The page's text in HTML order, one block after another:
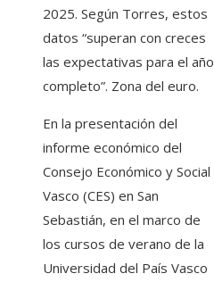
2025. Según Torres, estos
datos “superan con creces
las expectativas para el año
completo”. Zona del euro.
En la presentación del
informe económico del
Consejo Económico y Social
Vasco (CES) en San
Sebastián, en el marco de
los cursos de verano de la
Universidad del País Vasco